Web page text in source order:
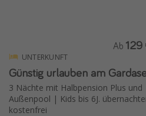
UNTERKUNFT
Günstig urlauben am
3 Nächte mit Halbpension Plus und
Außenpool | Kids bis 6J.
kostenfrei
Ab